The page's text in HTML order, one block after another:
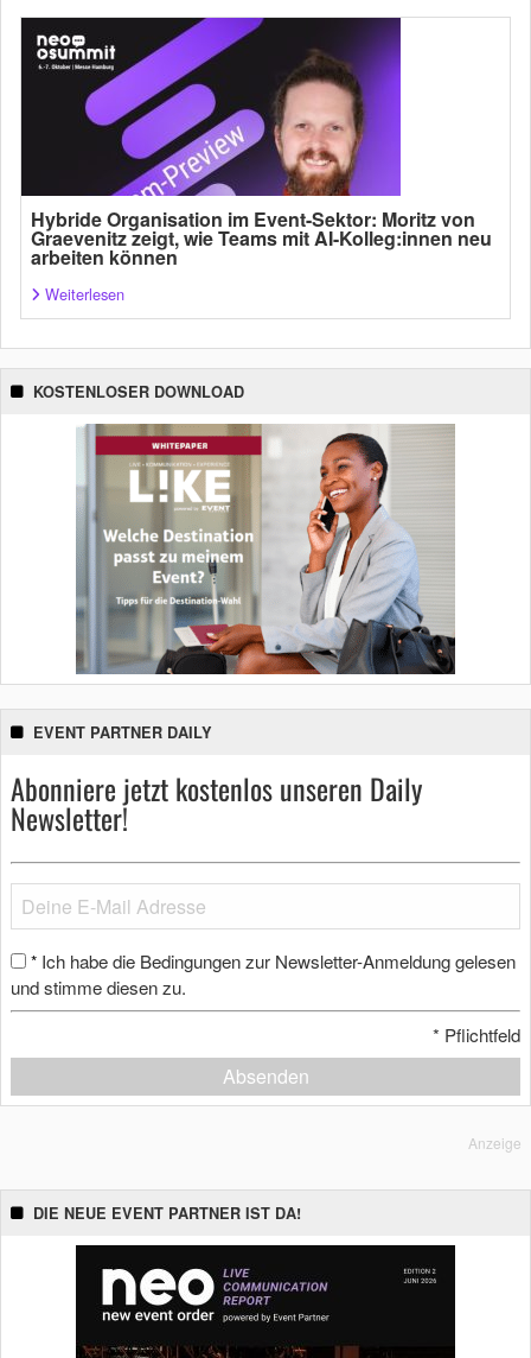
Hybride Organisation im Event-Sektor: Moritz von
Graevenitz zeigt, wie Teams mit AI-Kolleg:innen neu
arbeiten können
Weiterlesen
KOSTENLOSER DOWNLOAD
EVENT PARTNER DAILY
Abonniere jetzt kostenlos unseren Daily
Newsletter!
* Ich habe die Bedingungen zur Newsletter-Anmeldung gelesen
und stimme diesen zu.
* Pflichtfeld
Absenden
Anzeige
DIE NEUE EVENT PARTNER IST DA!